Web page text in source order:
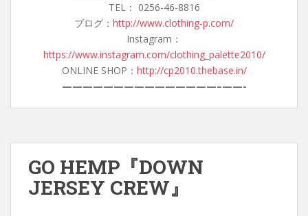
TEL： 0256-46-8816
ブログ： http://www.clothing-p.com/
Instagram：
https://www.instagram.com/clothing_palette2010/
ONLINE SHOP： http://cp2010.thebase.in/
———————————————–——-
GO HEMP『DOWN
JERSEY CREW』